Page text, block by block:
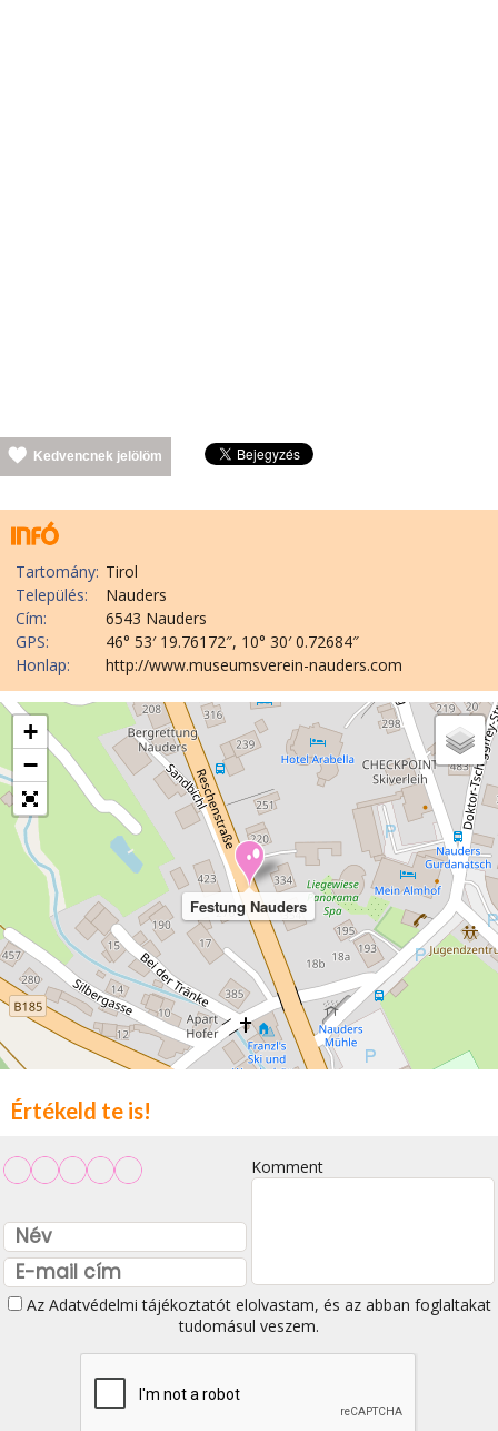
Kedvencnek jelölöm
Tartomány: Tirol
Település:
Nauders
Cím:
6543 Nauders
GPS:
46° 53′ 19.76172″, 10° 30′ 0.72684″
Honlap:
http://www.museumsverein-nauders.com
Festung Nauders
+
−
Értékeld te is!
Komment
Az Adatvédelmi tájékoztatótelolvastam, és az abban foglaltakat
tudomásul veszem.